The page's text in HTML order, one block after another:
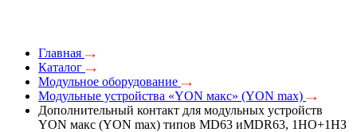
Главная
Каталог
Модульное оборудование
Модульные устройства «YON макс» (YON max)
Дополнительный контакт для модульных устройств
YON макс (YON max) типов MD63 иMDR63, 1НО+1НЗ